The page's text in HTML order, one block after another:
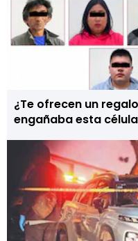
¿Te ofrecen un
engañaba esta